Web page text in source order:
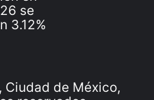
Ciudad de México,